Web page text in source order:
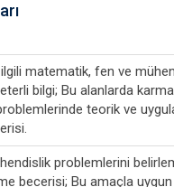
matematik, fen ve
bilgi; Bu alanlarda
teorik ve
problemlerini
becerisi; Bu amaçla